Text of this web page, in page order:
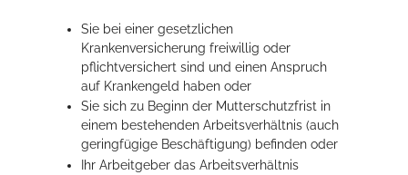
Sie bei einer gesetzlichen
Krankenversicherung freiwillig oder
pflichtversichert sind und einen Anspruch
auf Krankengeld haben oder
Sie sich zu Beginn der Mutterschutzfrist in
einem bestehenden Arbeitsverhältnis (auch
geringfügige Beschäftigung) befinden oder
Ihr Arbeitgeber das Arbeitsverhältnis